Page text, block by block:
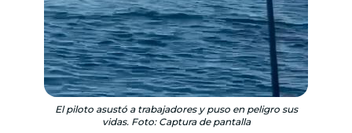
El piloto asustó a trabajadores y puso en peligro sus
vidas. Foto: Captura de pantalla